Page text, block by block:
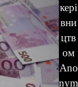
кері
вни
цтв
ом
Ano
nym